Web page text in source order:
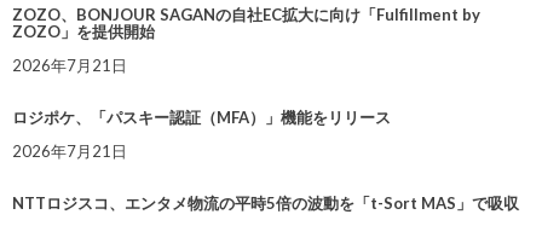
ZOZO、BONJOUR SAGANの自社EC拡大に向け「Fulfillment by
ZOZO」を提供開始
2026年7月21日
ロジポケ、「パスキー認証（MFA）」機能をリリース
2026年7月21日
NTTロジスコ、エンタメ物流の平時5倍の波動を「t-Sort MAS」で吸収